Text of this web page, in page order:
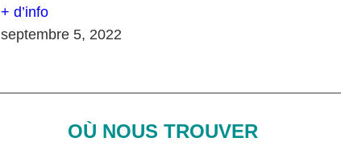
+ d’info
septembre 5, 2022
OÙ NOUS TROUVER